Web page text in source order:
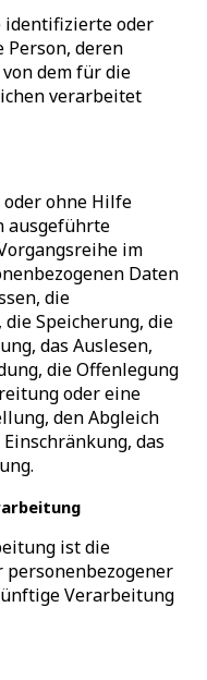
identifizierte oder
deren
dem für die
verarbeitet
ohne Hilfe
ausgeführte
im
Daten
die
Speicherung, die
das Auslesen,
die Offenlegung
oder eine
den Abgleich
das
ist die
Verarbeitung